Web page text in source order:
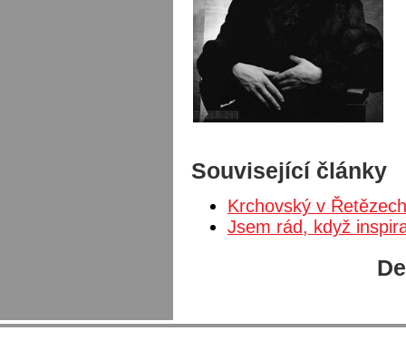
Související články
Krchovský v Řetězech
Jsem rád, když